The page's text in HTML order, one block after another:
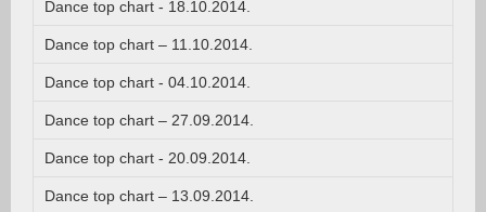
Dance top chart - 18.10.2014.
Dance top chart – 11.10.2014.
Dance top chart - 04.10.2014.
Dance top chart – 27.09.2014.
Dance top chart - 20.09.2014.
Dance top chart – 13.09.2014.